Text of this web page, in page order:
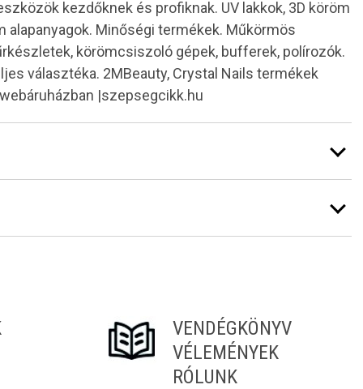
kezdőknek és profiknak. UV lakkok, 3D köröm
Minőségi termékek. Műkörmös
körömcsiszoló gépek, bufferek, polírozók.
választéka. 2MBeauty, Crystal Nails termékek
|szepsegcikk.hu
VENDÉGKÖNYV
VÉLEMÉNYEK
RÓLUNK